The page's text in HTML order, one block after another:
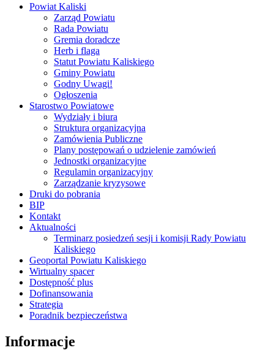
Powiat Kaliski
Zarząd Powiatu
Rada Powiatu
Gremia doradcze
Herb i flaga
Statut Powiatu Kaliskiego
Gminy Powiatu
Godny Uwagi!
Ogłoszenia
Starostwo Powiatowe
Wydziały i biura
Struktura organizacyjna
Zamówienia Publiczne
Plany postępowań o udzielenie zamówień
Jednostki organizacyjne
Regulamin organizacyjny
Zarządzanie kryzysowe
Druki do pobrania
BIP
Kontakt
Aktualności
Terminarz posiedzeń sesji i komisji Rady Powiatu
Kaliskiego
Geoportal Powiatu Kaliskiego
Wirtualny spacer
Dostępność plus
Dofinansowania
Strategia
Poradnik bezpieczeństwa
Informacje